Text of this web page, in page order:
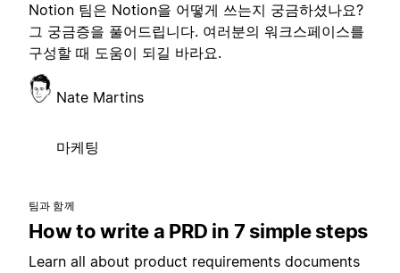
Notion 팀은 Notion을 어떻게 쓰는지 궁금하셨나요?
그 궁금증을 풀어드립니다. 여러분의 워크스페이스를
구성할 때 도움이 되길 바라요.
Nate Martins
마케팅
팀과 함께
How to write a PRD in 7 simple steps
Learn all about product requirements documents